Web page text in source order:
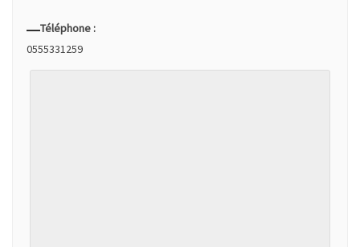
Téléphone :
0555331259